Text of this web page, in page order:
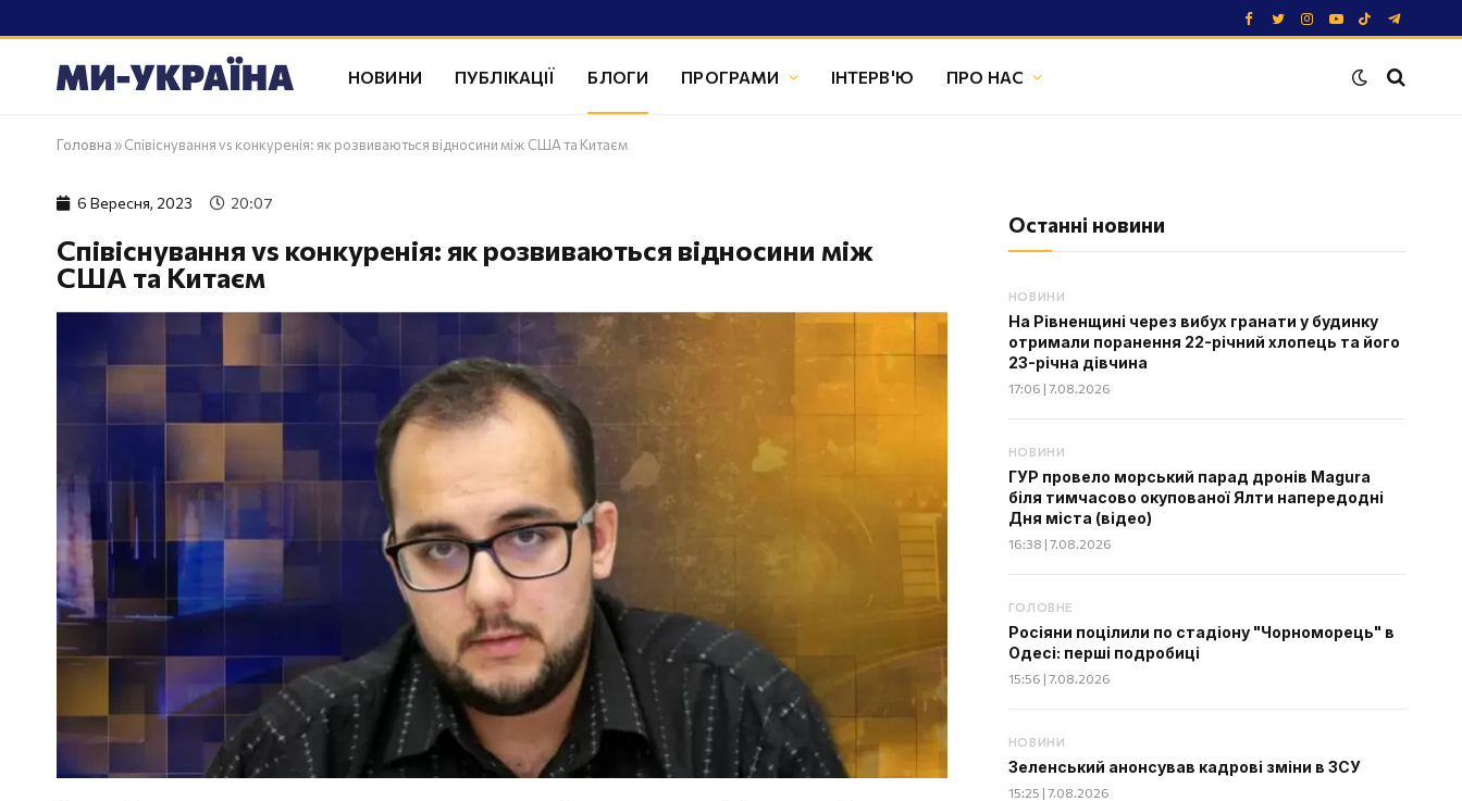
Facebook
TwitterInstagram
YouTube
TikTokTelegram
НОВИНИ ПУБЛІКАЦІЇ БЛОГИ ПРОГРАМИ ІНТЕРВ'Ю ПРО НАС
Головна »Співіснування vs конкуренія: як розвиваються відносини між США та Китаєм
6 Вересня, 2023 20:07
Співіснування vs конкуренія: як розвиваються відносини між
США та Китаєм
Останні новини
НОВИНИ
На Рівненщині через вибух гранати у будинку
отримали поранення 22-річний хлопець та його
23-річна дівчина
17:06 | 7.08.2026
НОВИНИ
ГУР провело морський парад дронів Magura
біля тимчасово окупованої Ялти напередодні
Дня міста (відео)
16:38 | 7.08.2026
ГОЛОВНЕ
Росіяни поцілили по стадіону "Чорноморець" в
Одесі: перші подробиці
15:56 | 7.08.2026
НОВИНИ
Зеленський анонсував кадрові зміни в ЗСУ
15:25 | 7.08.2026